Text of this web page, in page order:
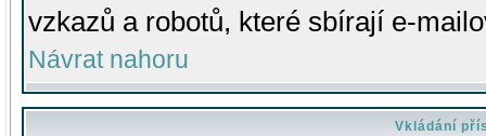
vzkazů a robotů, které sbírají e-
Návrat nahoru
Vkládání